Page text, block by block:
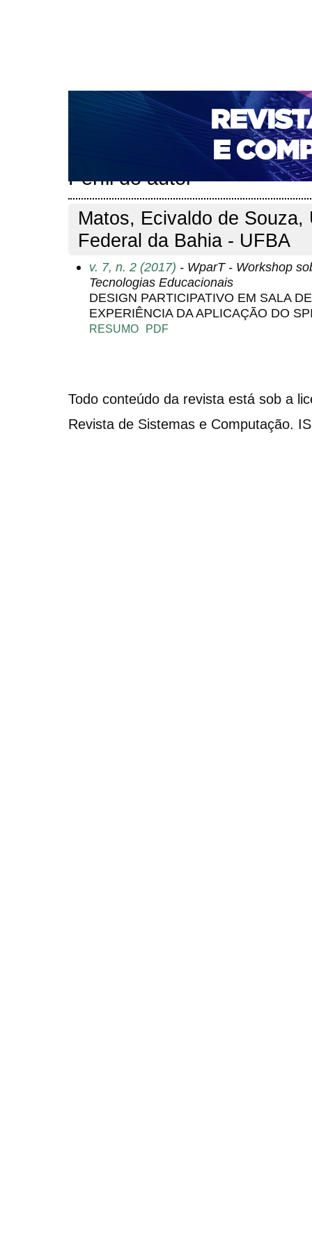
CAPA SOBRE ACESSO CADASTRO
NOTÍCIAS
PORTAL DE REVISTAS DA UNIFACS
PARA AVALIADORES
NOVA SUBMISSÃO
Perfil do autor
Matos, Ecivaldo de Souza,
Federal da Bahia - UFBA
v. 7, n. 2 (2017) - WparT - Workshop
Tecnologias Educacionais
DESIGN PARTICIPATIVO EM SALA
EXPERIÊNCIA DA APLICAÇÃO DO
RESUMO PDF
Todo conteúdo da revista está sob a
Revista de Sistemas e Computação.